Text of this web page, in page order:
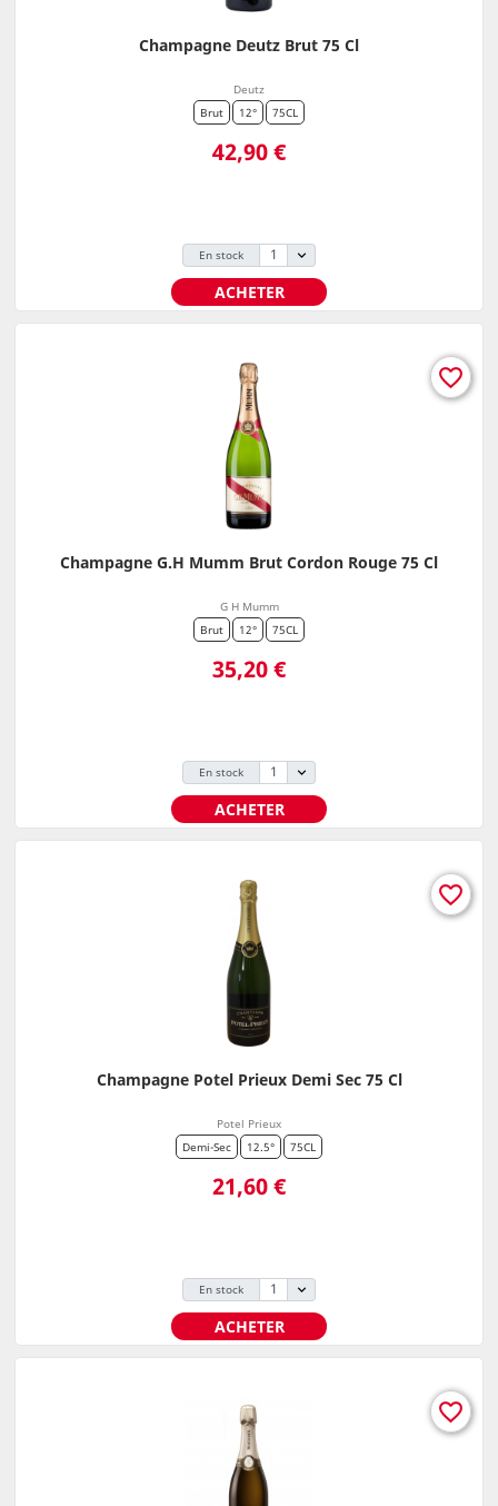
Champagne Deutz Brut 75 Cl
Deutz
Brut
12° 75CL
Prix
42,90 €
En stock
ACHETER
Champagne G.H Mumm Brut Cordon Rouge 75 Cl
G H Mumm
Brut
12° 75CL
Prix
35,20 €
En stock
ACHETER
favorite_border
Champagne Potel Prieux Demi Sec 75 Cl
Potel Prieux
Demi-Sec
12.5° 75CL
Prix
21,60 €
En stock
ACHETER
favorite_border
favorite_border